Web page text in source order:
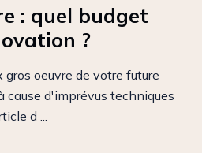
: quel budget
?
gros oeuvre de votre future
d'imprévus techniques
d ...